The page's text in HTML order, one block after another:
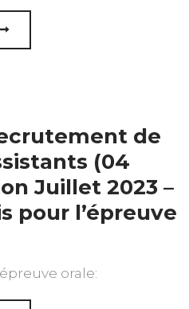
de
(04
Juillet 2023 –
pour l’épreuve
orale: